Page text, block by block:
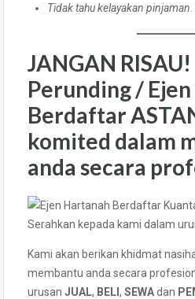
Tidak tahu kelayakan pinjaman
JANGAN RISAU!
Perunding /
Berdaftar
komited dalam
anda secara
Serahkan kepada kami dalam
Kami akan berikan khidmat
membantu anda secara
urusan JUAL, BELI , SEWAdan